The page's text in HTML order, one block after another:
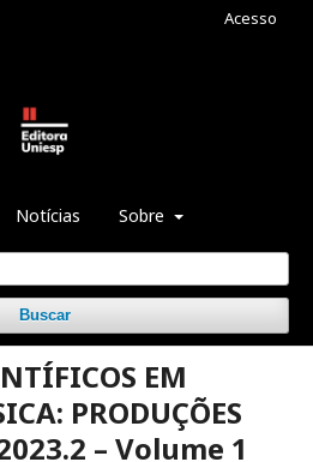
Notícias Sobre
Buscar
Acesso
EM
PRODUÇÕES
– Volume 1